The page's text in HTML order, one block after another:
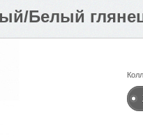
Белый